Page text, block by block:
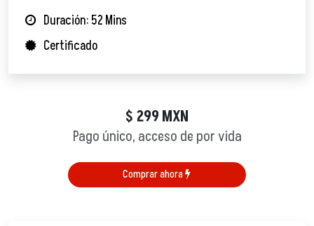
Duración: 52 Mins
Certificado
$ 299 MXN
Pago único, acceso de por vida
Comprar ahora